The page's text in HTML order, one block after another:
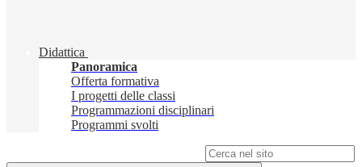
Didattica
Panoramica
Offerta formativa
I progetti delle classi
Programmazioni disciplinari
Programmi svolti